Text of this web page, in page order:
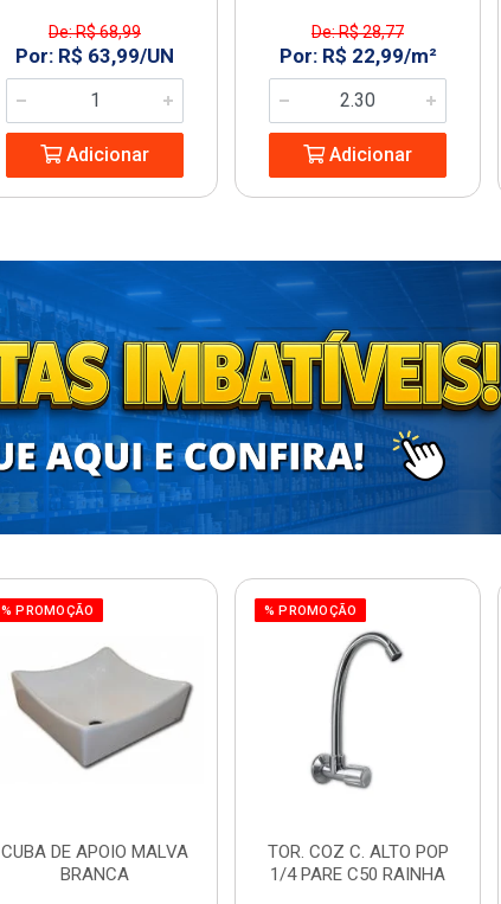
De: R$ 68,99
Por: R$ 63,99/UN
Adicionar
De: R$ 28,77
Por: R$ 22,99/m²
Adicionar
% PROMOÇÃO
CUBA DE APOIO MALVA
BRANCA
% PROMOÇÃO
TOR. COZ C. ALTO POP
1/4 PARE C50 RAINHA